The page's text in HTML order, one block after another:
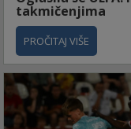
takmičenjima
PROČITAJ VIŠE